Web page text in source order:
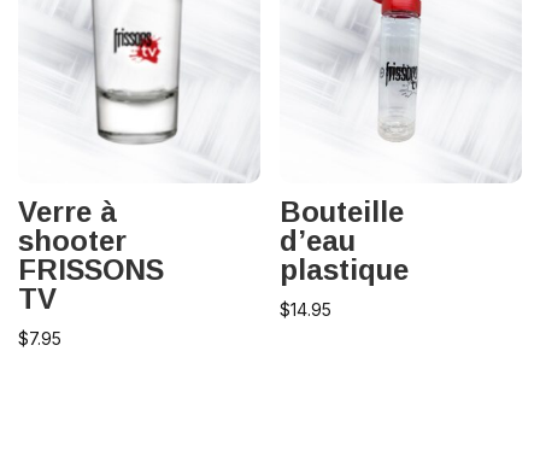
Verre à
shooter
FRISSONS
TV
$7.95
Bouteille
d’eau
plastique
$14.95